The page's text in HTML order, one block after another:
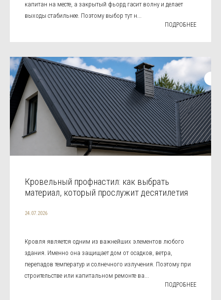
капитан на месте, а закрытый фьорд гасит волну и делает
выходы стабильнее. Поэтому выбор тут н...
ПОДРОБНЕЕ
Кровельный профнастил: как выбрать
материал, который прослужит десятилетия
24.07.2026
Кровля является одним из важнейших элементов любого
здания. Именно она защищает дом от осадков, ветра,
перепадов температур и солнечного излучения. Поэтому при
строительстве или капитальном ремонте ва...
ПОДРОБНЕЕ